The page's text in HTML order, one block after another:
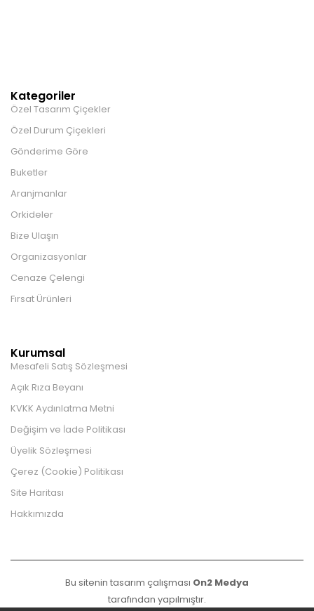
Kategoriler
Özel Tasarım Çiçekler
Özel Durum Çiçekleri
Gönderime Göre
Buketler
Aranjmanlar
Orkideler
Bize Ulaşın
Organizasyonlar
Cenaze Çelengi
Fırsat Ürünleri
Kurumsal
Mesafeli Satış Sözleşmesi
Açık Rıza Beyanı
KVKK Aydınlatma Metni
Değişim ve İade Politikası
Üyelik Sözleşmesi
Çerez (Cookie) Politikası
Site Haritası
Hakkımızda
Bu sitenin tasarım çalışması On2 Medya
tarafından yapılmıştır.